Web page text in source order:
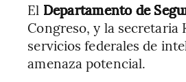
El Departamento de
Congreso, y la secretaria
servicios federales de
amenaza potencial.